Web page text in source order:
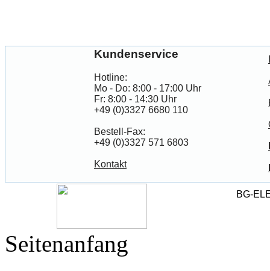
Kundenservice
Hotline:
Mo - Do: 8:00 - 17:00 Uhr
Fr: 8:00 - 14:30 Uhr
+49 (0)3327 6680 110
Bestell-Fax:
+49 (0)3327 571 6803
Kontakt
BG-
Seitenanfang